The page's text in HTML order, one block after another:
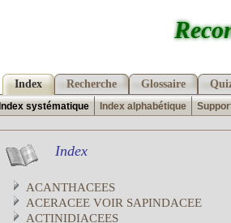
Index Recherche Glossaire
Index systématique Index alphabétique
Index
ACANTHACEES
ACERACEE VOIR SAPINDACEE
ACTINIDIACEES